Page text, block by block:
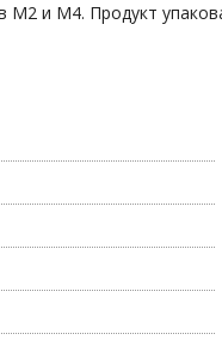
M2 и M4. Продукт